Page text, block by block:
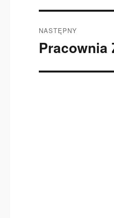
NASTĘPNY
Następny
Pracownia